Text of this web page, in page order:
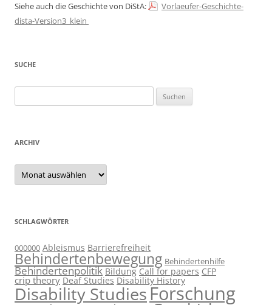
Siehe auch die Geschichte von DiStA:
Vorlaeufer-Geschichte-
dista-Version3_klein
SUCHE
nach:
ARCHIV
Archiv
SCHLAGWÖRTER
000000 Ableismus Barrierefreiheit
Behindertenbewegung Behindertenhilfe
Behindertenpolitik Bildung Call for papers CFP
crip theory Deaf Studies Disability History
Disability StudiesForschung